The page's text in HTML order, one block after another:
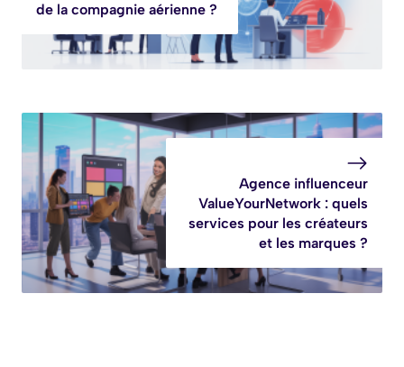
de la compagnie aérienne ?
Agence influenceur
ValueYourNetwork : quels
services pour les créateurs
et les marques ?